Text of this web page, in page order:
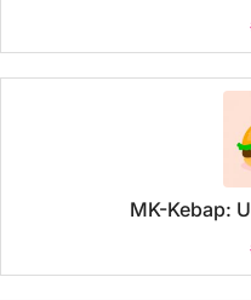
MK-Kebap: